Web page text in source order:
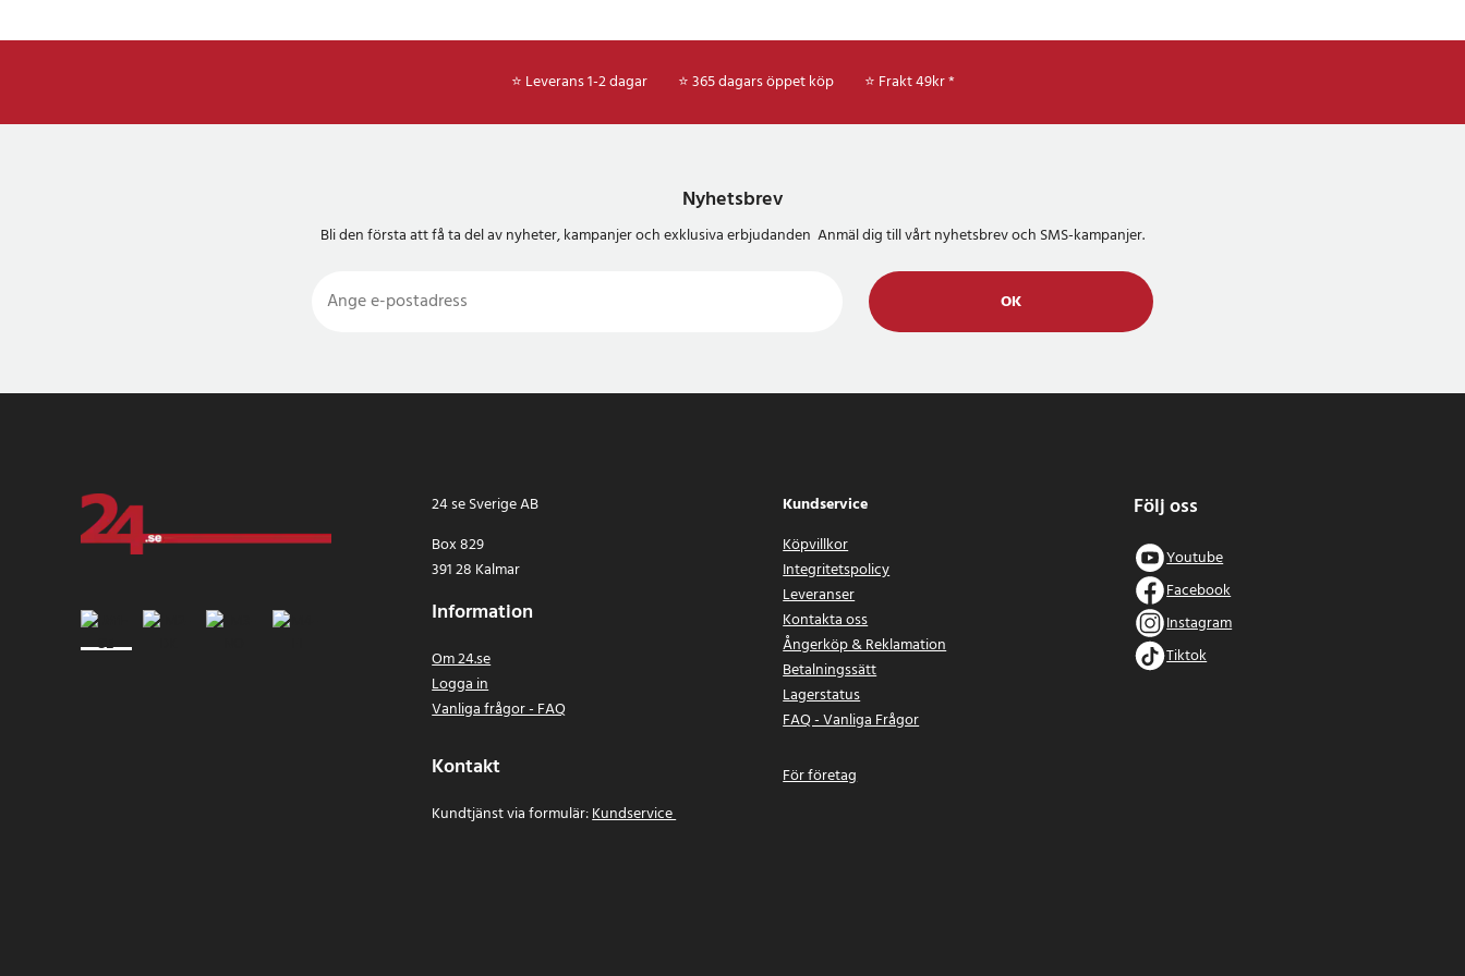
⭐ Leverans 1-2 dagar ⭐ 365 dagars öppet köp ⭐ Frakt 49kr *
Nyhetsbrev
Bli den första att få ta del av nyheter, kampanjer och exklusiva erbjudanden Anmäl dig till vårt nyhetsbrev och SMS-kampanjer.
OK
24 se Sverige AB
Box 829
391 28 Kalmar
Information
Om 24.se
Logga in
Vanliga frågor - FAQ
Kontakt
Kundtjänst via formulär:Kundservice
Kundservice
Köpvillkor
Integritetspolicy
Leveranser
Kontakta oss
Ångerköp & Reklamation
Betalningssätt
Lagerstatus
FAQ - Vanliga Frågor
För företag
Följ oss
Youtube
Facebook
Instagram
Tiktok